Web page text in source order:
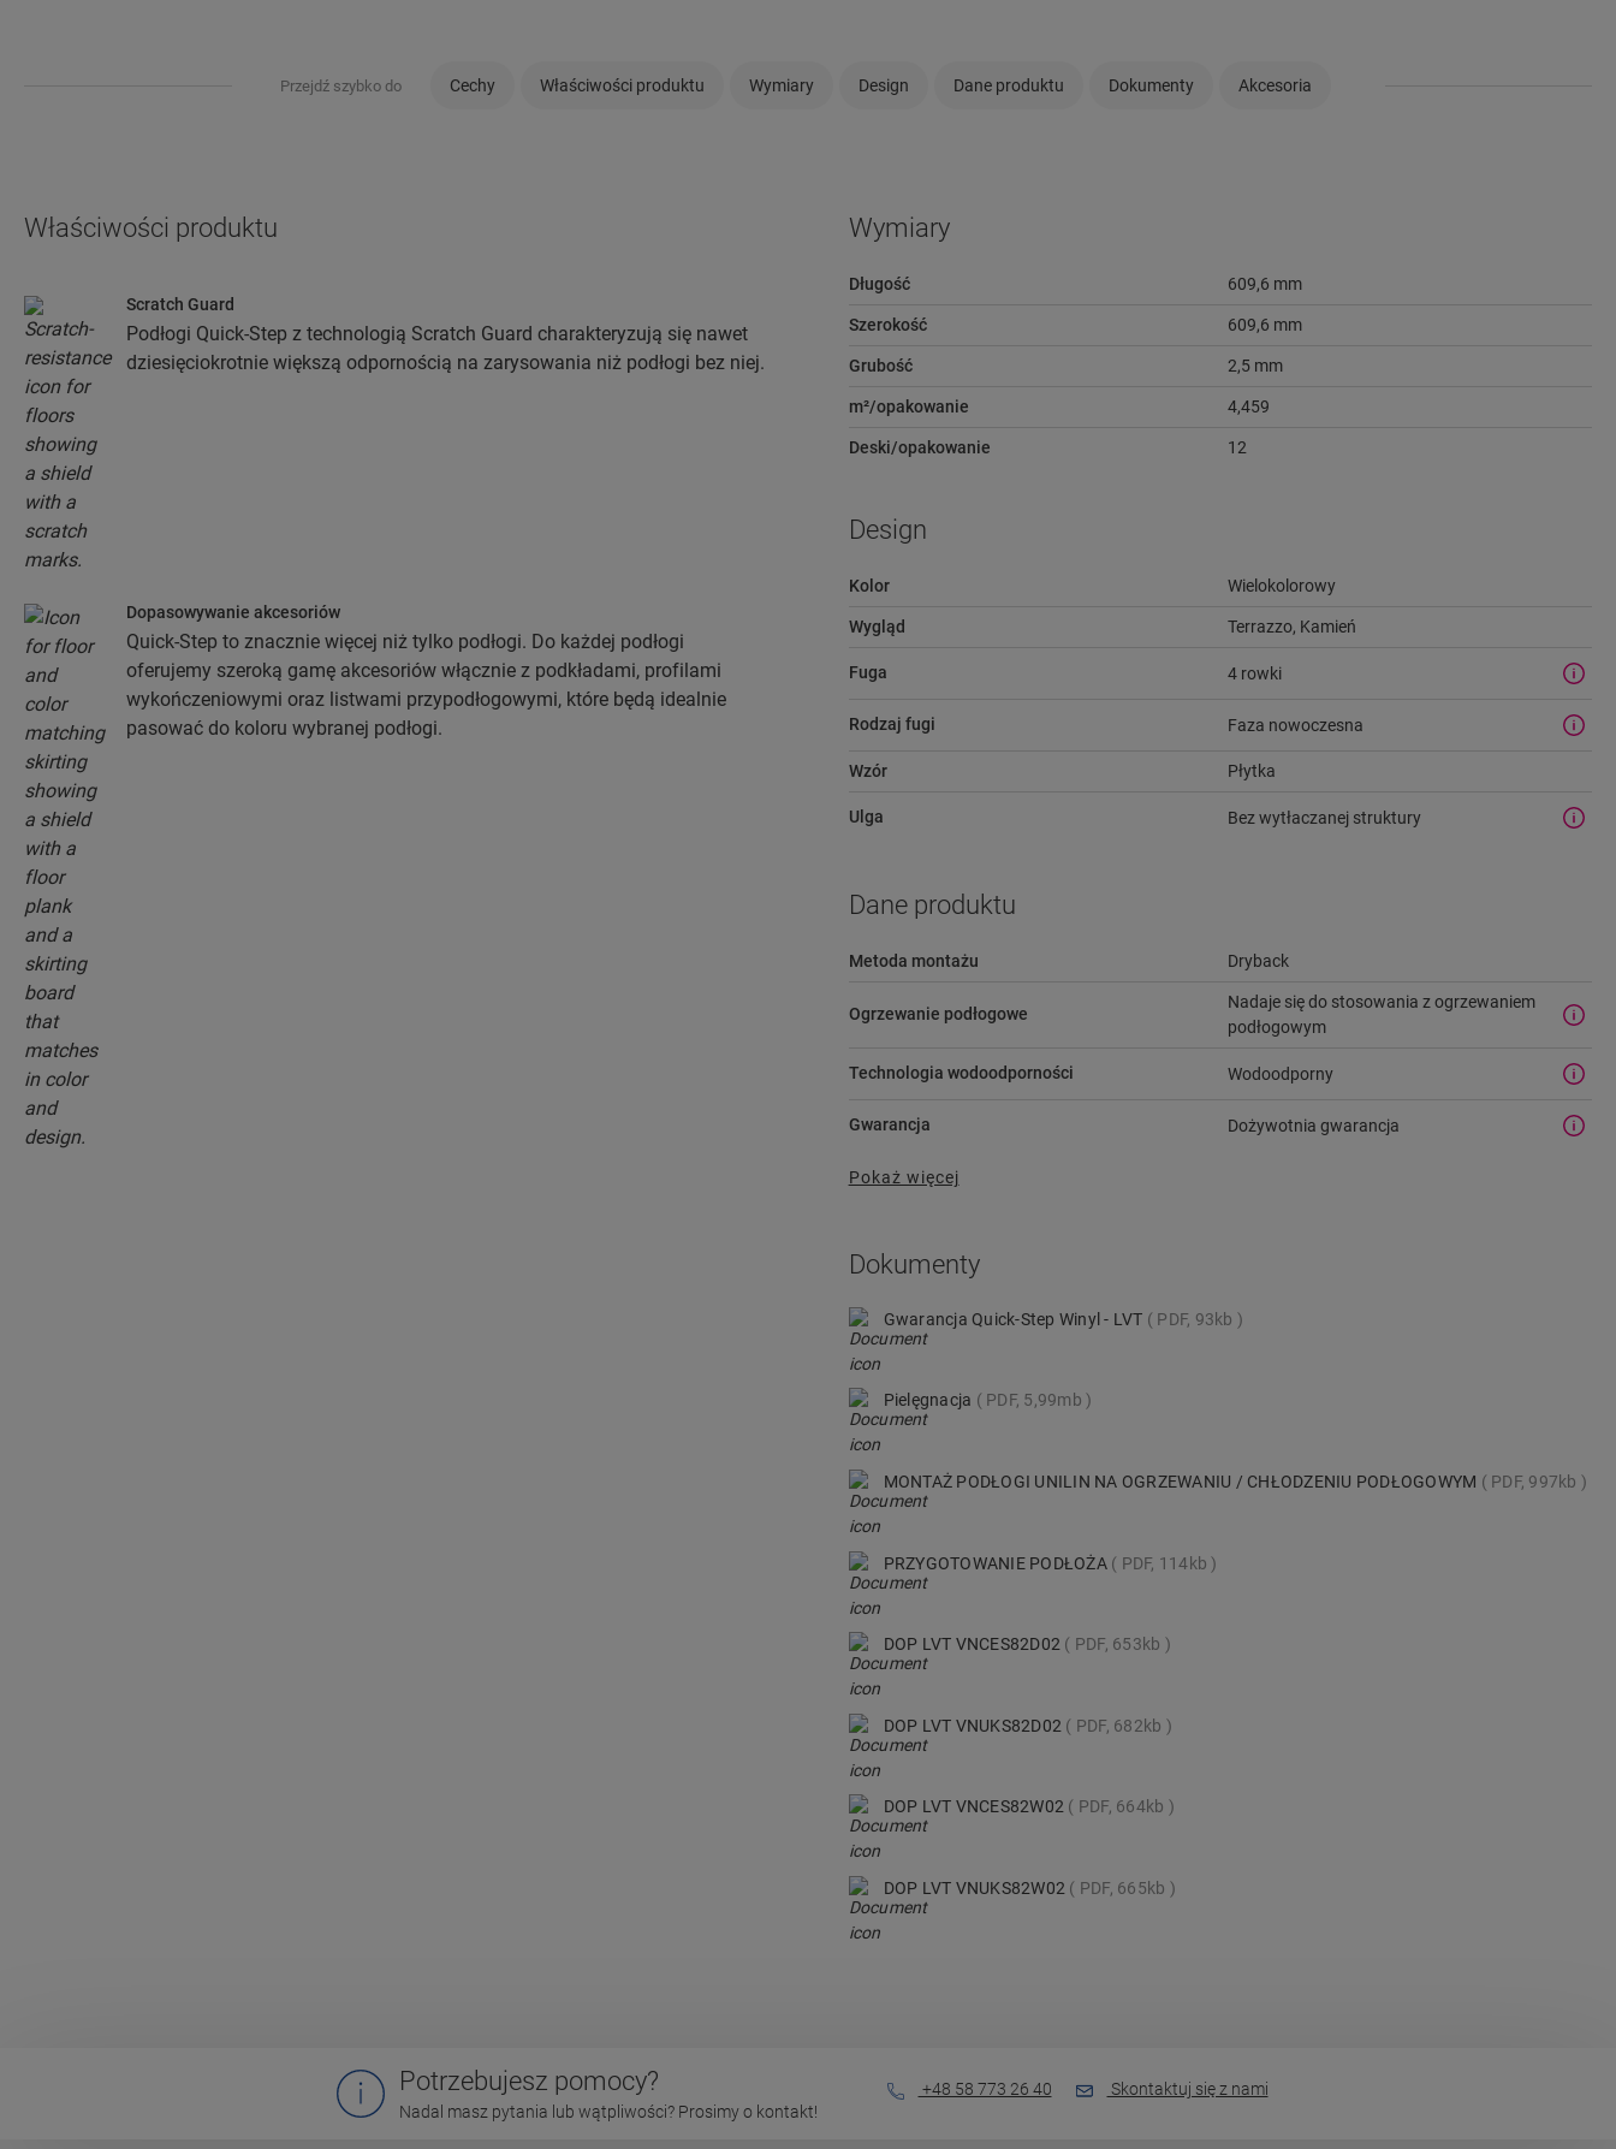
Przejdź szybko do Cechy Właściwości produktu Wymiary Design Dane produktu Dokumenty Akcesoria
Właściwości produktu
Scratch Guard
Podłogi Quick-Step z technologią Scratch Guard charakteryzują się nawet
dziesięciokrotnie większą odpornością na zarysowania niż podłogi bez niej.
Dopasowywanie akcesoriów
Quick-Step to znacznie więcej niż tylko podłogi. Do każdej podłogi
oferujemy szeroką gamę akcesoriów włącznie z podkładami, profilami
wykończeniowymi oraz listwami przypodłogowymi, które będą idealnie
pasować do koloru wybranej podłogi.
Wymiary
Długość 609,6 mm
Szerokość 609,6 mm
Grubość 2,5 mm
m²/opakowanie 4,459
Deski/opakowanie 12
Design
Kolor Wielokolorowy
Wygląd Terrazzo, Kamień
Fuga 4 rowki
Rodzaj fugi Faza nowoczesna
Wzór Płytka
Ulga Bez wytłaczanej struktury
Dane produktu
Metoda montażu Dryback
Ogrzewanie podłogowe
Nadaje się do stosowania z ogrzewaniem
podłogowym
Technologia wodoodporności Wodoodporny
Gwarancja Dożywotnia gwarancja
Pokaż więcej
Dokumenty
Gwarancja Quick-Step Winyl - LVT PDF, 93kb
Pielęgnacja PDF, 5,99mb
MONTAŻ PODŁOGI UNILIN NA OGRZEWANIU / CHŁODZENIU PODŁOGOWYM PDF, 997kb
PRZYGOTOWANIE PODŁOŻA PDF, 114kb
DOP LVT VNCES82D02 PDF, 653kb
DOP LVT VNUKS82D02 PDF, 682kb
DOP LVT VNCES82W02 PDF, 664kb
DOP LVT VNUKS82W02 PDF, 665kb
Potrzebujesz pomocy?
Nadal masz pytania lub wątpliwości? Prosimy o kontakt!
+48 58 773 26 40 Skontaktuj się z nami